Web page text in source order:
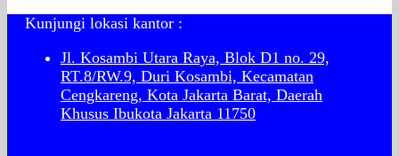
Kunjungi lokasi kantor :
Jl. Kosambi Utara Raya, Blok D1 no. 29,
RT.8/RW.9, Duri Kosambi, Kecamatan
Cengkareng, Kota Jakarta Barat, Daerah
Khusus Ibukota Jakarta 11750